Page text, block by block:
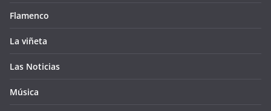
Flamenco
La viñeta
Las Noticias
Música